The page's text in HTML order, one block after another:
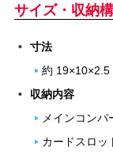
サイズ・収納
寸法
約 19×10×2.5
収納内容
メインコンパ
カードスロッ